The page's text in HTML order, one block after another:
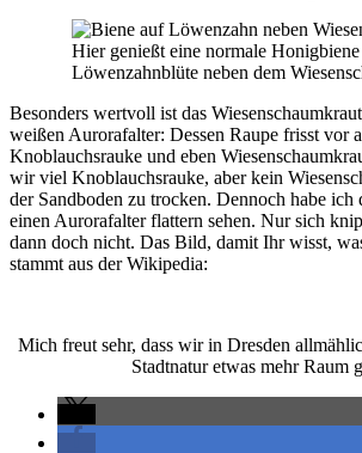
Hier genießt eine normale
Löwenzahnblüte neben dem
Besonders wertvoll ist das
weißen Aurorafalter: Dessen Raupe frisst vor
Knoblauchsrauke und eben
wir viel Knoblauchsrauke, aber kein
der Sandboden zu trocken. Dennoch habe ich
einen Aurorafalter flattern sehen. Nur sich
dann doch nicht. Das Bild, damit Ihr wisst,
stammt aus der Wikipedia:
Mich freut sehr, dass wir in Dresden
Stadtnatur etwas mehr Raum